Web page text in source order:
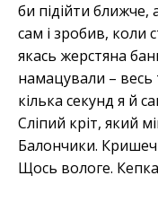
би підійти ближче,
сам і зробив, коли
якась жерстяна
намацували – весь
кілька секунд я й
Сліпий кріт, який
Балончики.
Щось вологе.